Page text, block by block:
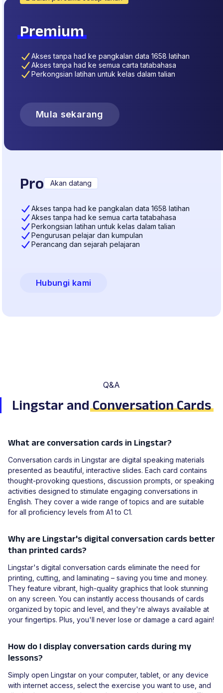
Premium
Akses tanpa had ke pangkalan data 1658 latihan
Akses tanpa had ke semua carta tatabahasa
Perkongsian latihan untuk kelas dalam talian
Mula sekarang
Pro Akan datang
Akses tanpa had ke pangkalan data 1658 latihan
Akses tanpa had ke semua carta tatabahasa
Perkongsian latihan untuk kelas dalam talian
Pengurusan pelajar dan kumpulan
Perancang dan sejarah pelajaran
Hubungi kami
Q&A
Lingstar andConversation Cards
What are conversation cards in Lingstar?
Conversation cards in Lingstar are digital speaking materials
presented as beautiful, interactive slides. Each card contains
thought-provoking questions, discussion prompts, or speaking
activities designed to stimulate engaging conversations in
English. They cover a wide range of topics and are suitable
for all proficiency levels from A1 to C1.
Why are Lingstar's digital conversation cards better
than printed cards?
Lingstar's digital conversation cards eliminate the need for
printing, cutting, and laminating – saving you time and money.
They feature vibrant, high-quality graphics that look stunning
on any screen. You can instantly access thousands of cards
organized by topic and level, and they're always available at
your fingertips. Plus, you'll never lose or damage a card again!
How do I display conversation cards during my
lessons?
Simply open Lingstar on your computer, tablet, or any device
with internet access, select the exercise you want to use, and